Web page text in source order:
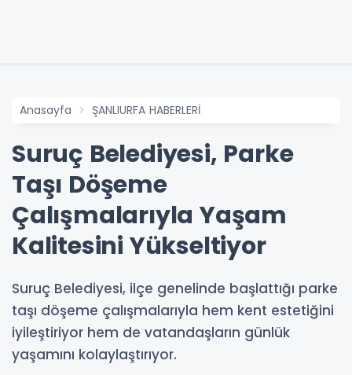
Anasayfa ŞANLIURFA HABERLERİ
Suruç Belediyesi, Parke
Taşı Döşeme
Çalışmalarıyla Yaşam
Kalitesini Yükseltiyor
Suruç Belediyesi, ilçe genelinde başlattığı parke
taşı döşeme çalışmalarıyla hem kent estetiğini
iyileştiriyor hem de vatandaşların günlük
yaşamını kolaylaştırıyor.